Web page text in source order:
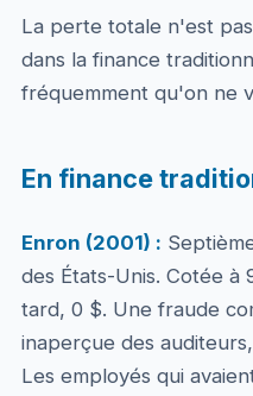
La perte totale n'est
dans la finance
fréquemment qu'on ne
En finance
Enron (2001) :
des États-Unis. Cotée à
tard, 0 $. Une fraude
inaperçue des
Les employés qui